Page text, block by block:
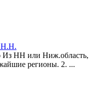
Н.Н.
Из НН или Ниж.область,
регионы. 2. ...